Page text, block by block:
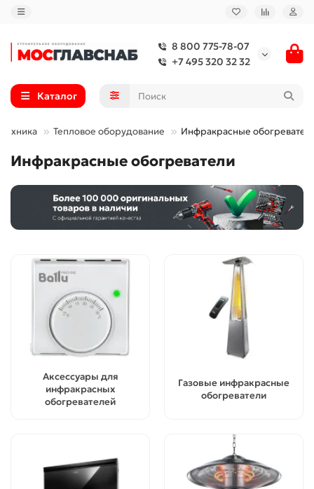
8 800 775-78-07
+7 495 320 32 32
Каталог
Тепловое оборудование Инфракрасные
Инфракрасные обогреватели
Аксессуары для
инфракрасных
обогревателей
Газовые инфракрасные
обогреватели